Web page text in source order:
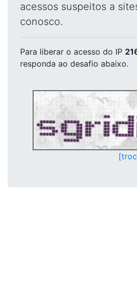
acessos suspeitos a
conosco.
Para liberar o acesso do IP
responda ao desafio abaixo.